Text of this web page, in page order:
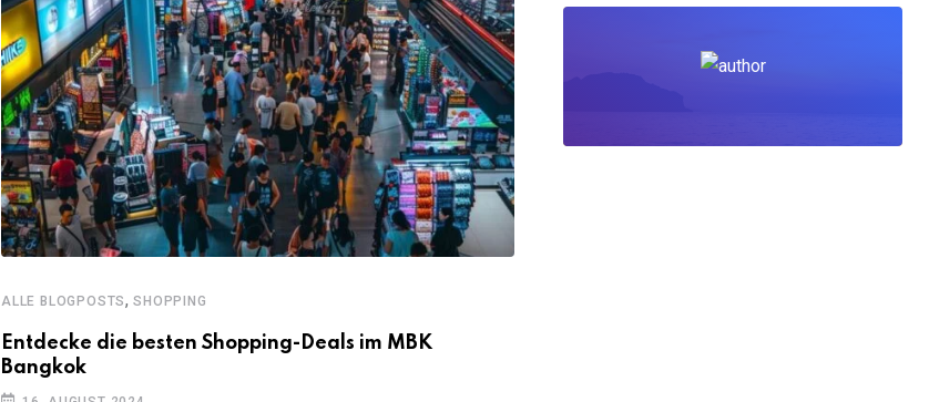
ALLE BLOGPOSTS,SHOPPING
Entdecke die besten Shopping-Deals im MBK
Bangkok